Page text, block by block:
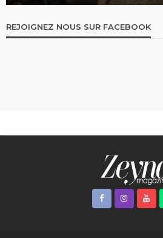
REJOIGNEZ NOUS SUR FACEBOOK